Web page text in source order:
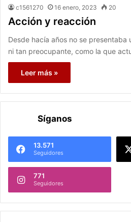
c1561270 16 enero, 2023 20
Acción y reacción
Desde hacía años no se presentaba
ni tan preocupante, como la que
Leer más »
Síganos
13.571
Seguidores
771
Seguidores